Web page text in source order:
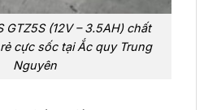
GTZ5S (12V – 3.5AH) chất
cực sốc tại Ắc quy Trung
Nguyên